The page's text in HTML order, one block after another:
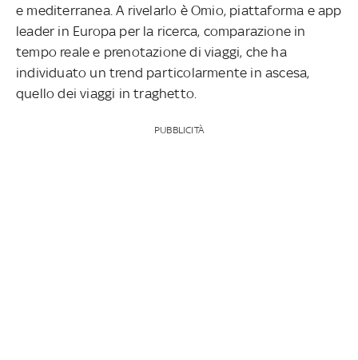
e mediterranea. A rivelarlo è Omio, piattaforma e app
leader in Europa per la ricerca, comparazione in
tempo reale e prenotazione di viaggi, che ha
individuato un trend particolarmente in ascesa,
quello dei viaggi in traghetto.
PUBBLICITÀ